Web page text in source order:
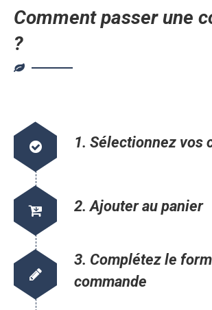
Comment passer une
?
1. Sélectionnez vos
2. Ajouter au panier
3. Complétez le
commande